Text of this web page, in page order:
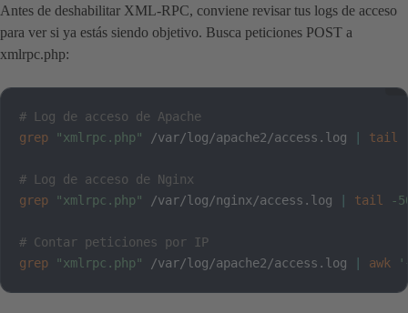
Antes de deshabilitar XML-RPC, conviene revisar tus logs de acceso
para ver si ya estás siendo objetivo. Busca peticiones POST a
xmlrpc.php:
# Log de acceso de Apache
grep
"xmlrpc.php" /var/log/apache2/access.log tail
# Log de acceso de Nginx
grep
"xmlrpc.php" /var/log/nginx/access.log tail -
# Contar peticiones por IP
grep
"xmlrpc.php" /var/log/apache2/access.log awk